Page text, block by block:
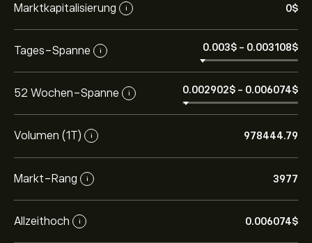
Marktkapitalisierung i 0‎$‎
Tages-Spanne i 0.003‎$‎ - 0.003108‎$‎
52 Wochen-Spanne i 0.002902‎$‎ - 0.006074‎$‎
Volumen (1T) i 978444.79
Markt-Rang i 3977
Allzeithoch i 0.006074‎$‎